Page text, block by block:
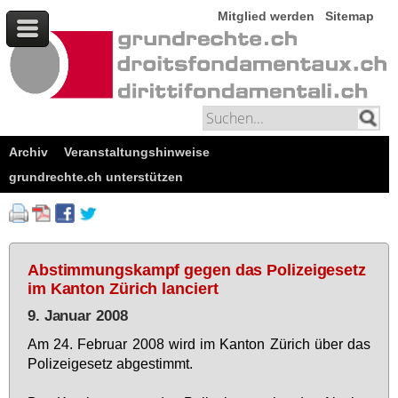
Mitglied werden Sitemap
Archiv
Veranstaltungshinweise
grundrechte.ch unterstützen
Abstimmungskampf gegen das Polizeigesetz
im Kanton Zürich lanciert
9. Januar 2008
Am 24. Fe­bru­ar 2008 wird im Kan­ton Zü­rich über das
Po­li­zei­ge­setz ab­ge­stimmt.